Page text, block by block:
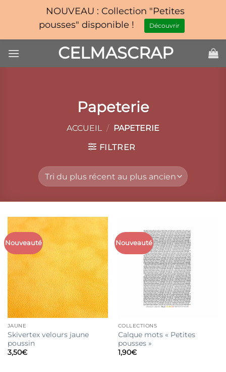
au
contenu
CELMASCRAP
Papeterie
ACCUEIL /
PAPETERIE
FILTRER
Nouveauté
JAUNE
Skivertex velours jaune
poussin
3,50€
Nouveauté
COLLECTIONS
Calque mots « Petites
pousses »
1,90€
NOUVEAU : Collection "Petites
pousses" disponible !
Découvrir